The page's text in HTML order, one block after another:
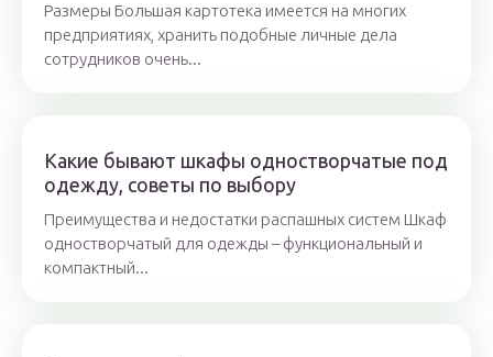
Размеры Большая картотека имеется на многих
предприятиях, хранить подобные личные дела
сотрудников очень...
Какие бывают шкафы одностворчатые под
одежду, советы по выбору
Преимущества и недостатки распашных систем Шкаф
одностворчатый для одежды – функциональный и
компактный...